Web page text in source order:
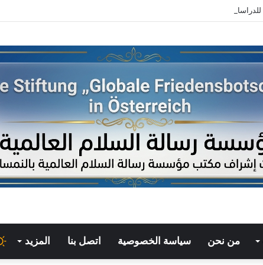
من نحن سياسة الخصوصية اتصل بنا المزيد